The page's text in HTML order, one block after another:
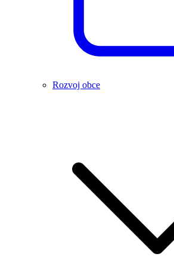
Rozvoj obce